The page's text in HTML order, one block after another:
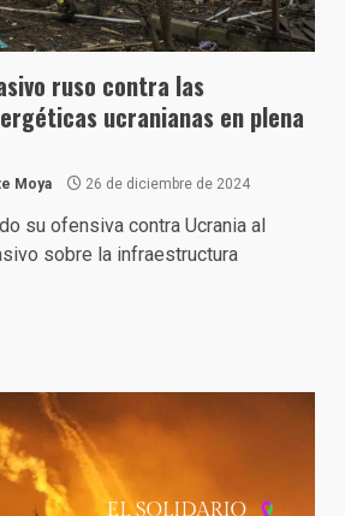
ruso contra las
ucranianas en plena
Moya 26 de diciembre de 2024
su ofensiva contra Ucrania al
sobre la infraestructura